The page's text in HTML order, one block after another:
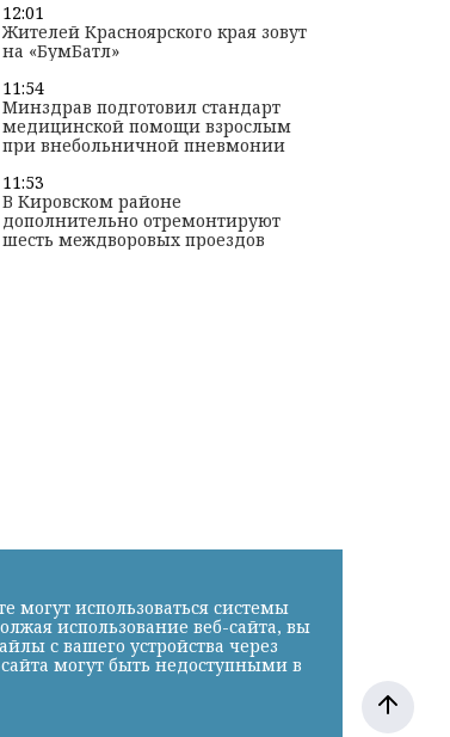
12:01
Жителей Красноярского края зовут
на «БумБатл»
11:54
Минздрав подготовил стандарт
медицинской помощи взрослым
при внебольничной пневмонии
11:53
В Кировском районе
дополнительно отремонтируют
шесть междворовых проездов
могут использоваться системы
использование веб-сайта, вы
с вашего устройства через
могут быть недоступными в